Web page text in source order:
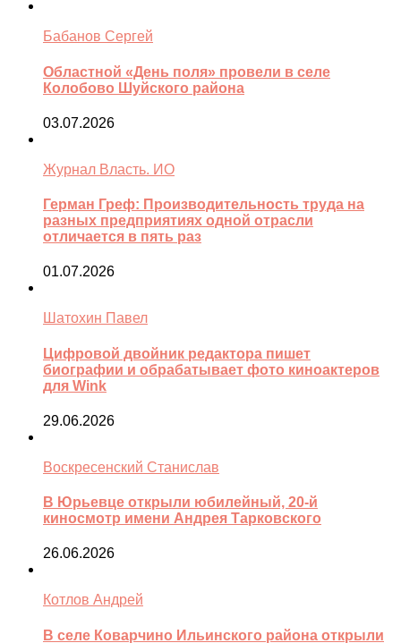
Бабанов Сергей
Областной «День поля» провели в селе
Колобово Шуйского района
03.07.2026
Журнал Власть. ИО
Герман Греф: Производительность труда на
разных предприятиях одной отрасли
отличается в пять раз
01.07.2026
Шатохин Павел
Цифровой двойник редактора пишет
биографии и обрабатывает фото киноактеров
для Wink
29.06.2026
Воскресенский Станислав
В Юрьевце открыли юбилейный, 20-й
киносмотр имени Андрея Тарковского
26.06.2026
Котлов Андрей
В селе Коварчино Ильинского района открыли